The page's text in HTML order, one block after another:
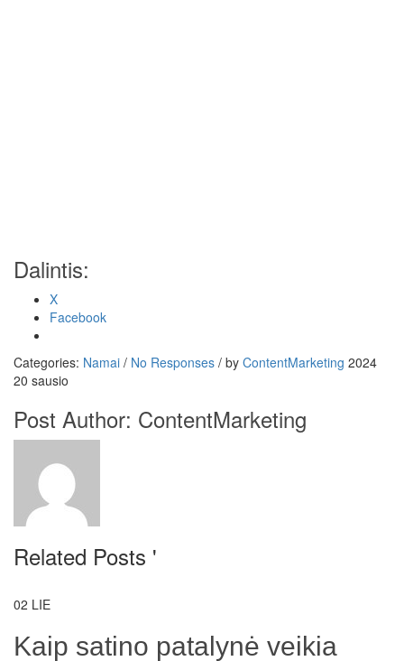
Dalintis:
X
Facebook
Categories: Namai / No Responses / by ContentMarketing 2024
20 sausio
Post Author: ContentMarketing
Related Posts '
02 LIE
Kaip satino patalynė veikia